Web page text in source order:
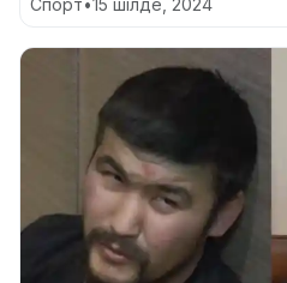
Спорт•15 шілде, 2024